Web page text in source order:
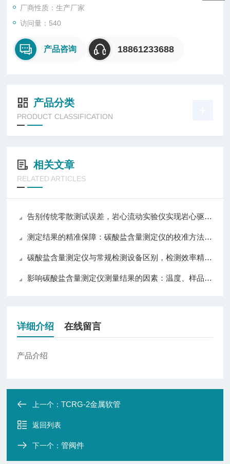
厂商性质：生产厂家
访问量：540
产品咨询 18861233688
产品分类
PRODUCT CLASSIFICATION
相关文章
RELATED ARTICLES
告别传统零散测试误差，岩心流动实验仪实现岩心驱替全流程自动化精准控制
测定结果的精准保障：碳酸盐含量测定仪的校准方法与误差控制策略
碳酸盐含量测定仪与常规检测设备区别，检测效率精准度操作对比分析
影响碳酸盐含量测定仪测量结果的因素：温度、样品与操作技巧详解
详细介绍 在线留言
产品介绍
上一个：TCRG-2金属软管
返回列表
下一个：管阀件